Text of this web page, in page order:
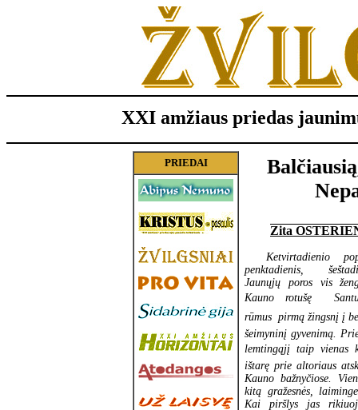
XXI amžiaus priedas
PRIEDAI
Zita
Ketvirtadienio
penktadienis,
Jaunųjų poros vis
Kauno rotušę 
rūmus  pirmą žingsnį į
šeimyninį gyvenimą.
lemtingąjį taip vienas
ištarę prie altoriaus
Kauno bažnyčiose.
kitą gražesnės,
Kai piršlys jas